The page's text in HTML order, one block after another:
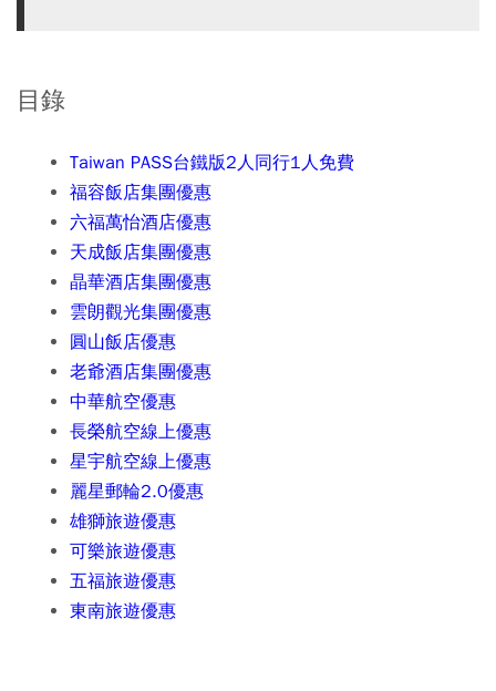
目錄
Taiwan PASS台鐵版2人同行1人免費
福容飯店集團優惠
六福萬怡酒店優惠
天成飯店集團優惠
晶華酒店集團優惠
雲朗觀光集團優惠
圓山飯店優惠
老爺酒店集團優惠
中華航空優惠
長榮航空線上優惠
星宇航空線上優惠
麗星郵輪2.0優惠
雄獅旅遊優惠
可樂旅遊優惠
五福旅遊優惠
東南旅遊優惠